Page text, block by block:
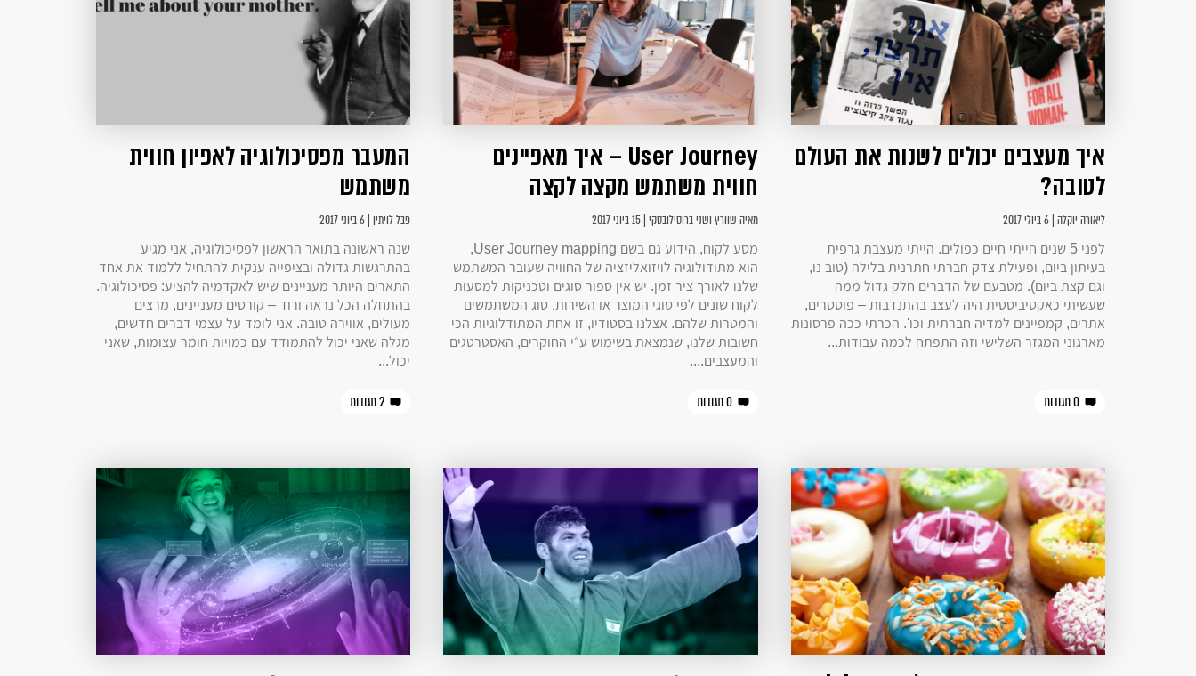
איך מעצבים יכולים לשנות את העולם
לטובה?
ליאורה יוקלה | 6 ביולי 2017
לפני 5 שנים חייתי חיים כפולים. הייתי מעצבת גרפית
בעיתון ביום, ופעילת צדק חברתי חתרנית בלילה (טוב נו,
וגם קצת ביום). מטבעם של הדברים חלק גדול ממה
שעשיתי כאקטיביסטית היה לעצב בהתנדבות – פוסטרים,
אתרים, קמפיינים למדיה חברתית וכו'. הכרתי ככה פרסונות
מארגוני המגזר השלישי וזה התפתח לכמה עבודות...
0 תגובות
User Journey – איך מאפיינים
חווית משתמש מקצה לקצה
מאיה שוורץ ושני ברוסילובסקי | 15 ביוני 2017
מסע לקוח, הידוע גם בשם User Journey mapping,
הוא מתודולוגיה לויזואליזציה של החוויה שעובר המשתמש
שלנו לאורך ציר זמן. יש אין ספור סוגים וטכניקות למסעות
לקוח שונים לפי סוגי המוצר או השירות, סוג המשתמשים
והמטרות שלהם. אצלנו בסטודיו, זו אחת המתודלוגיות הכי
חשובות שלנו, שנמצאת בשימוש ע״י החוקרים, האסטרטגים
והמעצבים....
0 תגובות
המעבר מפסיכולוגיה לאפיון חווית
משתמש
פבל לויתין | 6 ביוני 2017
שנה ראשונה בתואר הראשון לפסיכולוגיה, אני מגיע
בהתרגשות גדולה ובציפייה ענקית להתחיל ללמוד את אחד
התארים היותר מעניינים שיש לאקדמיה להציע: פסיכולוגיה.
בהתחלה הכל נראה ורוד – קורסים מעניינים, מרצים
מעולים, אווירה טובה. אני לומד על עצמי דברים חדשים,
מגלה שאני יכול להתמודד עם כמויות חומר עצומות, שאני
יכול...
2 תגובות